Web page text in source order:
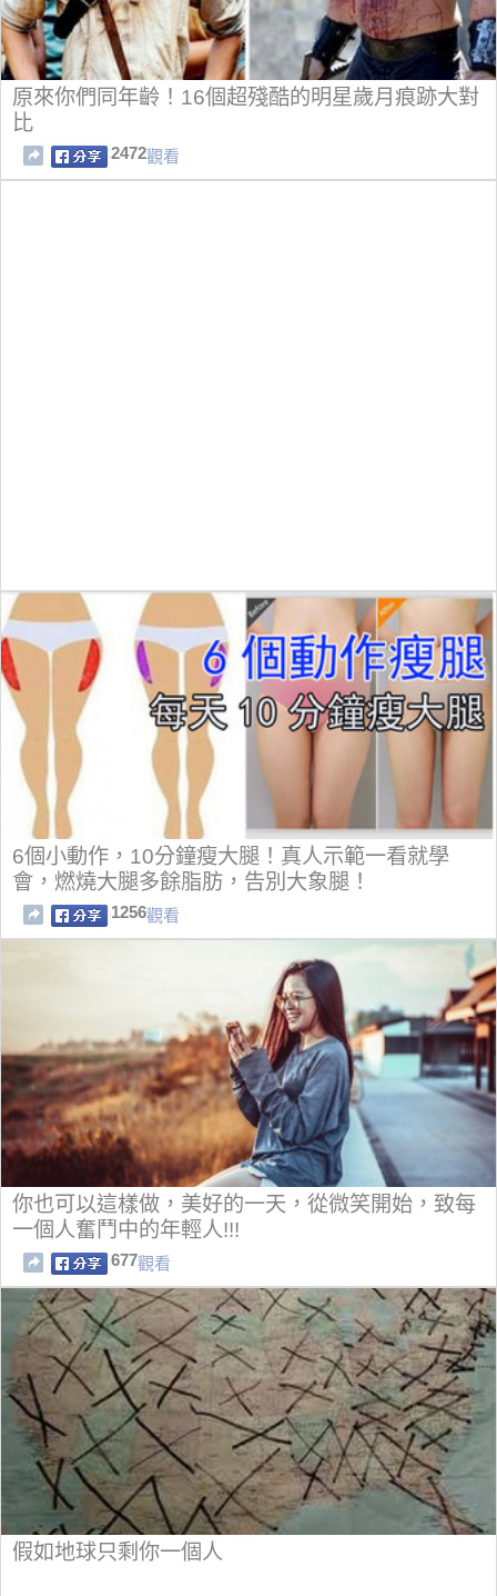
原來你們同年齡！16個超殘酷的明星歲月痕跡大對
比
2472觀看
6個小動作，10分鐘瘦大腿！真人示範一看就學
會，燃燒大腿多餘脂肪，告別大象腿！
1256觀看
你也可以這樣做，美好的一天，從微笑開始，致每
一個人奮鬥中的年輕人!!!
677觀看
假如地球只剩你一個人